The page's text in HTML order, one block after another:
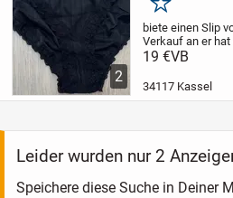
2
Merken
biete einen Slip
Verkauf an er hat
reizvolle Farbe
19 €VB
34117 Kassel
Leider wurden nur 2
Speichere diese Suche in Deiner